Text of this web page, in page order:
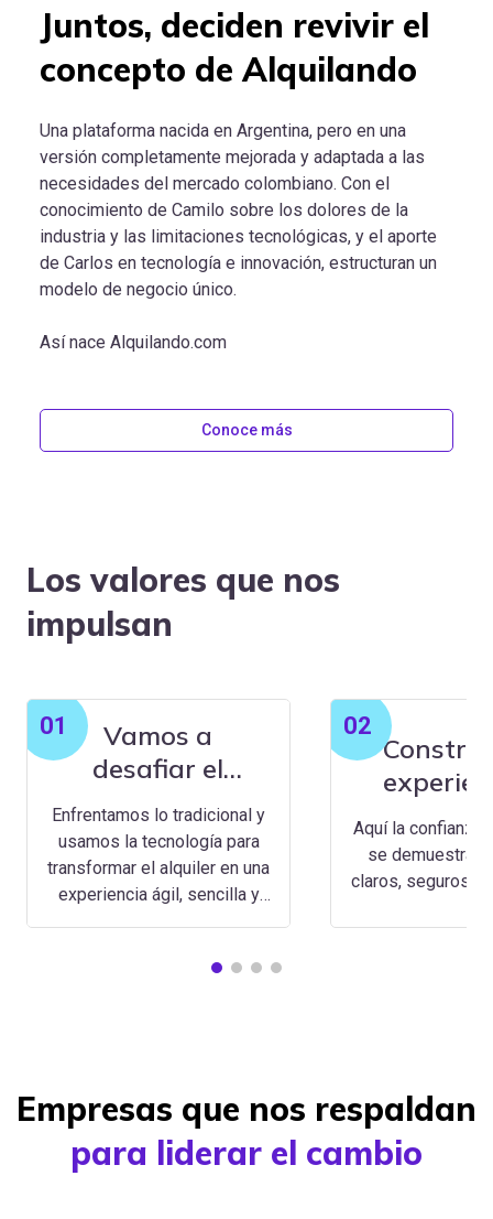
Juntos, deciden revivir el
concepto de Alquilando
Una plataforma nacida en Argentina, pero en una
versión completamente mejorada y adaptada a las
necesidades del mercado colombiano. Con el
conocimiento de Camilo sobre los dolores de la
industria y las limitaciones tecnológicas, y el aporte
de Carlos en tecnología e innovación, estructuran un
modelo de negocio único.
Así nace Alquilando.com
Conoce más
Los valores que nos
impulsan
01
Vamos a
desafiar el
status quo
Enfrentamos lo tradicional y
usamos la tecnología para
transformar el alquiler en una
experiencia ágil, sencilla y
02
Aquí la confianza
se demuestra.
claros, seguros y
Empresas que nos respaldan
para liderar el cambio